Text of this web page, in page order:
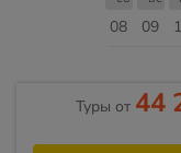
08 09
Туры от 44